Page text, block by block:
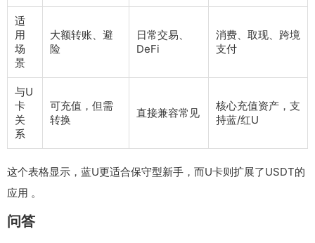
适
用
场
景
大额转账、避
险
日常交易、
DeFi
消费、取现、跨境
支付
与U
卡
关
系
可充值，但需
转换
直接兼容常见
核心充值资产，支
持蓝/红U
这个表格显示，蓝U更适合保守型新手，而U卡则扩展了USDT的
应用 。
问答